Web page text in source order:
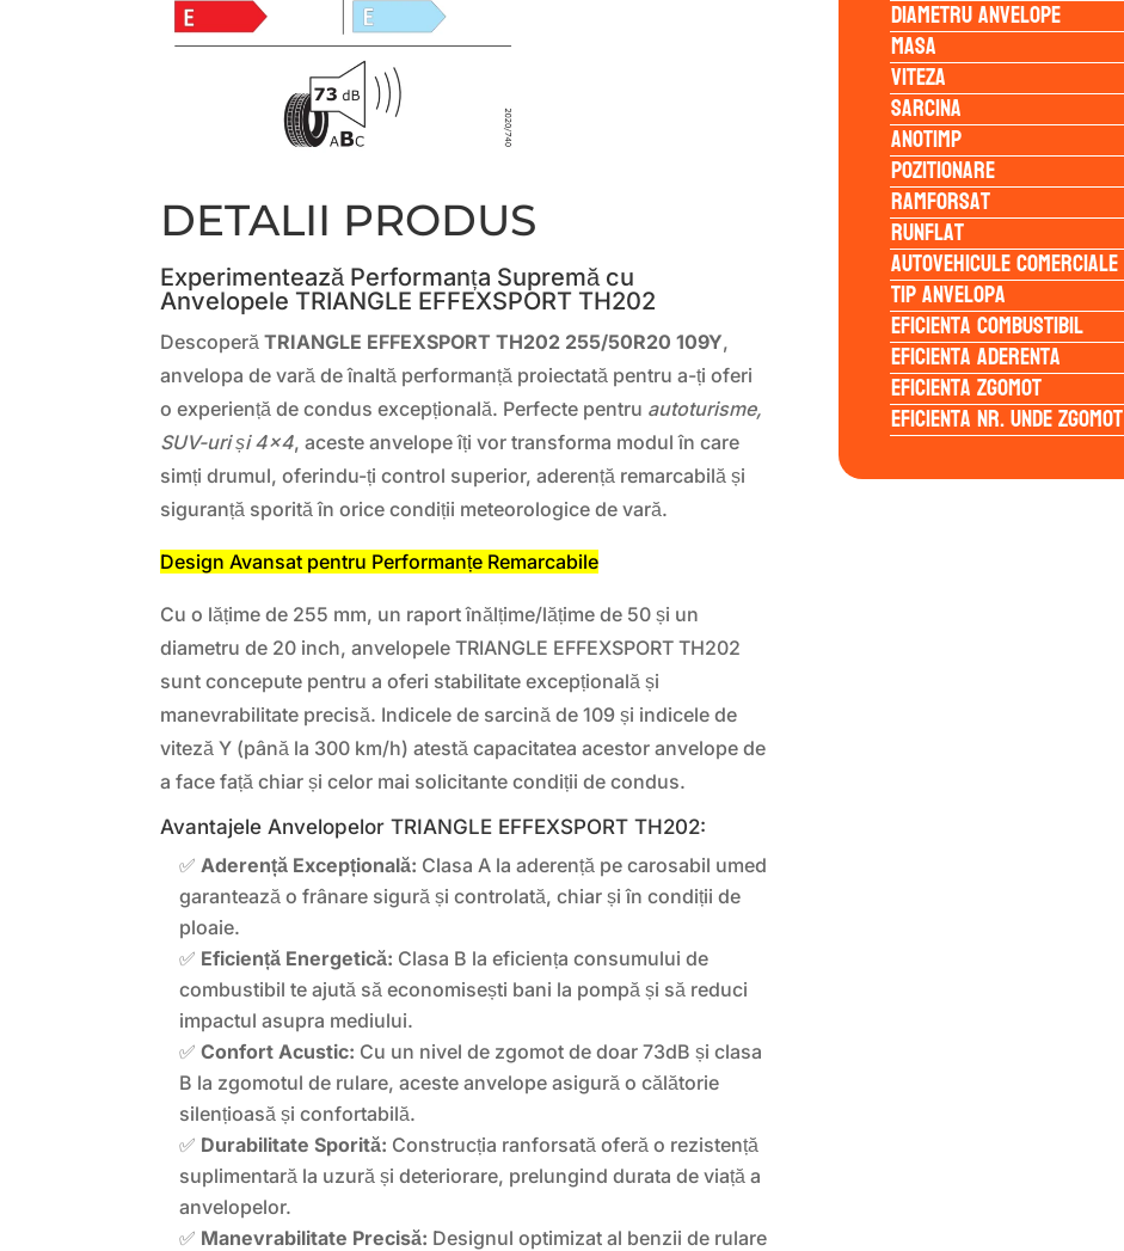
DETALII PRODUS
Experimentează Performanța Supremă cu
Anvelopele TRIANGLE EFFEXSPORT TH202
DescoperăTRIANGLE EFFEXSPORT TH202 255/50R20 109Y,
anvelopa de vară de înaltă performanță proiectată pentru a-ți oferi
o experiență de condus excepțională. Perfecte pentru autoturisme,
SUV-uri și 4×4, aceste anvelope îți vor transforma modul în care
simți drumul, oferindu-ți control superior, aderență remarcabilă și
siguranță sporită în orice condiții meteorologice de vară.
Design Avansat pentru Performanțe Remarcabile
Cu o lățime de 255 mm, un raport înălțime/lățime de 50 și un
diametru de 20 inch, anvelopele TRIANGLE EFFEXSPORT TH202
sunt concepute pentru a oferi stabilitate excepțională și
manevrabilitate precisă. Indicele de sarcină de 109 și indicele de
viteză Y (până la 300 km/h) atestă capacitatea acestor anvelope de
a face față chiar și celor mai solicitante condiții de condus.
Avantajele Anvelopelor TRIANGLE EFFEXSPORT TH202:
✅ Aderență Excepțională: Clasa A la aderență pe carosabil umed
garantează o frânare sigură și controlată, chiar și în condiții de
ploaie.
✅ Eficiență Energetică: Clasa B la eficiența consumului de
combustibil te ajută să economisești bani la pompă și să reduci
impactul asupra mediului.
✅Confort Acustic: Cu un nivel de zgomot de doar 73dB și clasa
B la zgomotul de rulare, aceste anvelope asigură o călătorie
silențioasă și confortabilă.
✅ Durabilitate Sporită: Construcția ranforsată oferă o rezistență
suplimentară la uzură și deteriorare, prelungind durata de viață a
anvelopelor.
✅ Manevrabilitate Precisă: Designul optimizat al benzii de rulare
Diametru anvelope
Masa
Viteza
Sarcina
Anotimp
Pozitionare
Ramforsat
Runflat
Autovehicule comerciale
Tip anvelopa
Eficienta Combustibil
Eficienta Aderenta
Eficienta Zgomot
Eficienta Nr. Unde Zgomot